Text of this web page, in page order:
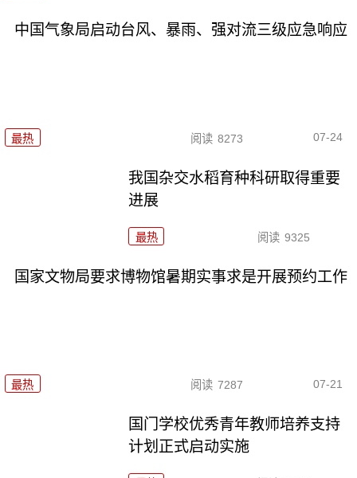
中国气象局启动台风、暴雨、强对流三级应急响应
最热 阅读 8273 07-24
我国杂交水稻育种科研取得重要
进展
最热 阅读 9325
国家文物局要求博物馆暑期实事求是开展预约工作
最热 阅读 7287 07-21
国门学校优秀青年教师培养支持
计划正式启动实施